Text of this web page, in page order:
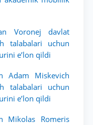
Voronej davlat
e’lon qildi
Adam Miskevich
talabalari uchun
e’lon qildi
Mikolas Romeris